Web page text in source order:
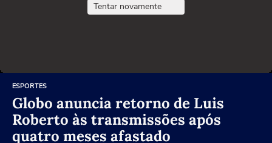
Tentar novamente
ESPORTES
Globo anuncia retorno de Luis
Roberto às transmissões após
quatro meses afastado